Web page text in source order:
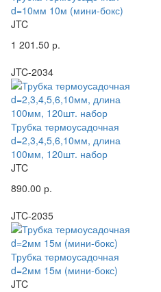
d=10мм 10м (мини-бокс)
JTC
1 201.50 р.
JTC-2034
Трубка термоусадочная
d=2,3,4,5,6,10мм, длина
100мм, 120шт. набор
JTC
890.00 р.
JTC-2035
Трубка термоусадочная
d=2мм 15м (мини-бокс)
JTC